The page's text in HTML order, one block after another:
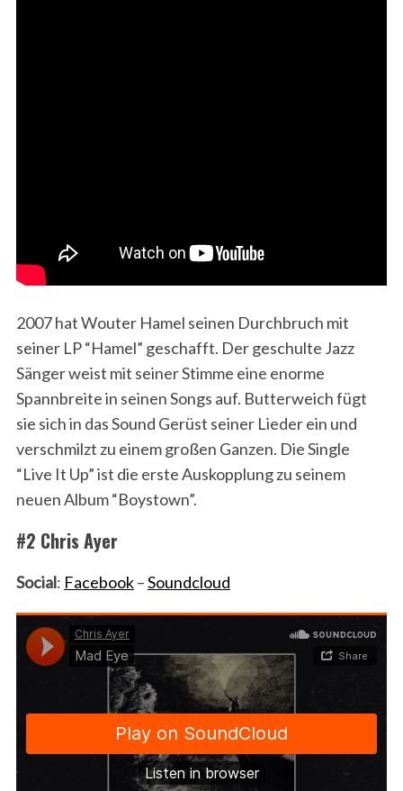
2007 hat Wouter Hamel seinen Durchbruch mit
seiner LP “Hamel” geschafft. Der geschulte Jazz
Sänger weist mit seiner Stimme eine enorme
Spannbreite in seinen Songs auf. Butterweich fügt
sie sich in das Sound Gerüst seiner Lieder ein und
verschmilzt zu einem großen Ganzen. Die Single
“Live It Up” ist die erste Auskopplung zu seinem
neuen Album “Boystown”.
#2 Chris Ayer
Social: Facebook–Soundcloud